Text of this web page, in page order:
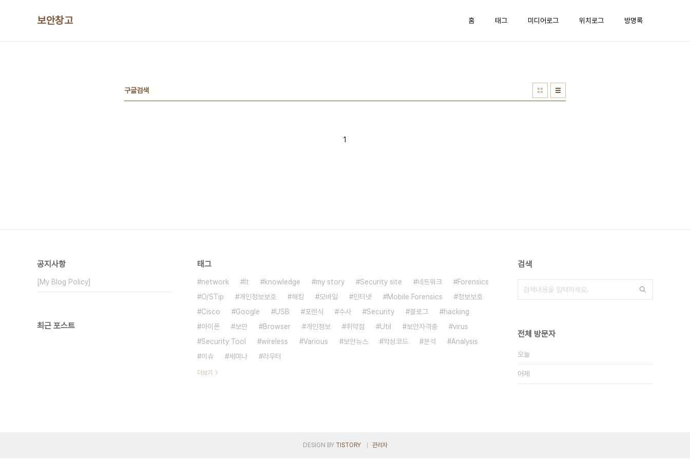
보안창고 홈 태그 미디어로그 위치로그 방명록
구글검색
1
공지사항
[My Blog Policy]
최근 포스트
태그
network It knowledge my story Security site 네트워크
Forensics
O/STip
개인정보보호 해킹 모바일 인터넷 Mobile Forensics
정보보호
Cisco
Google USB 포렌식 수사 Security 블로그
hacking
아이폰
보안 Browser 개인정보 취약점 Util 보안자격증
virus
Security Tool
wireless Various 보안뉴스 악성코드 분석
Analysis
이슈
세미나 라우터
더보기
검색
전체 방문자
오늘
어제
DESIGN BY TISTORY 관리자